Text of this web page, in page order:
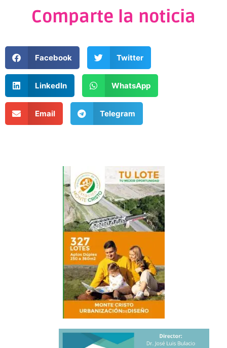
Comparte la noticia
Facebook Twitter
LinkedIn WhatsApp
Email Telegram